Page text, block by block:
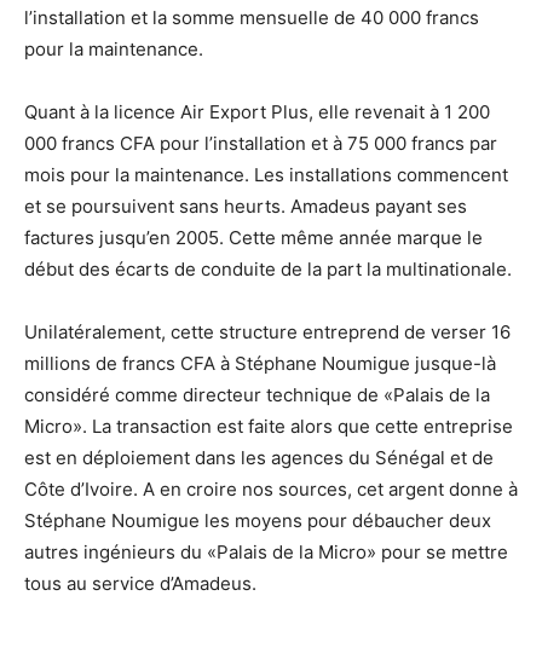
l’installation et la somme mensuelle de 40 000 francs
pour la maintenance.
Quant à la licence Air Export Plus, elle revenait à 1 200
000 francs CFA pour l’installation et à 75 000 francs par
mois pour la maintenance. Les installations commencent
et se poursuivent sans heurts. Amadeus payant ses
factures jusqu’en 2005. Cette même année marque le
début des écarts de conduite de la part la multinationale.
Unilatéralement, cette structure entreprend de verser 16
millions de francs CFA à Stéphane Noumigue jusque-là
considéré comme directeur technique de «Palais de la
Micro». La transaction est faite alors que cette entreprise
est en déploiement dans les agences du Sénégal et de
Côte d’Ivoire. A en croire nos sources, cet argent donne à
Stéphane Noumigue les moyens pour débaucher deux
autres ingénieurs du «Palais de la Micro» pour se mettre
tous au service d’Amadeus.